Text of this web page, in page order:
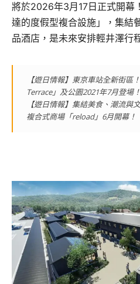
將於2026年3月17日正式開幕
達的度假型複合設施」，集結
品酒店，是未來安排輕井澤行
【遊日情報】東京車站全新街區
Terrace」及公園2021年7月登場！
【遊日情報】集結美食、潮流與
複合式商場「reload」6月開幕！